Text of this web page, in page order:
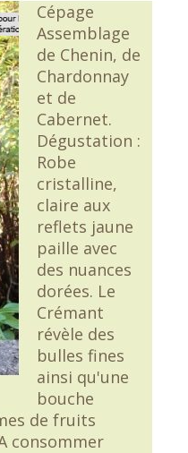
Cépage
Assemblage
de Chenin, de
Chardonnay
et de
Cabernet.
Dégustation :
Robe
cristalline,
claire aux
reflets jaune
paille avec
des nuances
dorées. Le
Crémant
révèle des
bulles fines
ainsi qu'une
bouche
de fruits
consommer